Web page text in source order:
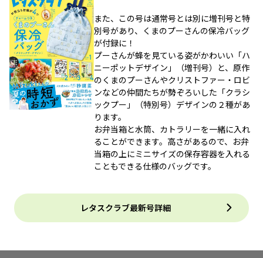
また、この号は通常号とは別に増刊号と特
別号があり、くまのプーさんの保冷バッグ
が付録に！
プーさんが蜂を見ている姿がかわいい「ハ
ニーポットデザイン」（増刊号）と、原作
のくまのプーさんやクリストファー・ロビ
ンなどの仲間たちが勢ぞろいした「クラシ
ックプー」（特別号）デザインの２種があ
ります。
お弁当箱と水筒、カトラリーを一緒に入れ
ることができます。高さがあるので、お弁
当箱の上にミニサイズの保存容器を入れる
こともできる仕様のバッグです。
レタスクラブ最新号詳細